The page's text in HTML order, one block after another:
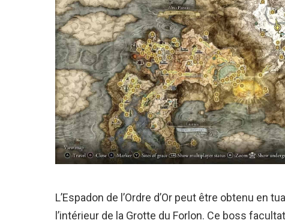
L’Espadon de l’Ordre d’Or peut être obtenu en
l’intérieur de la Grotte du Forlon. Ce boss